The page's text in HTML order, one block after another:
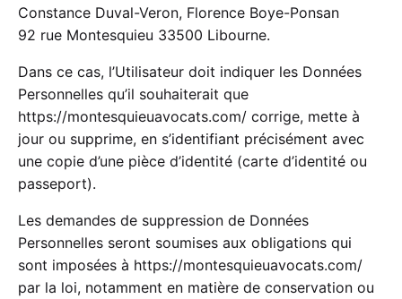
Constance Duval-Veron, Florence Boye-Ponsan
92 rue Montesquieu 33500 Libourne.
Dans ce cas, l’Utilisateur doit indiquer les Données
Personnelles qu’il souhaiterait que
https://montesquieuavocats.com/ corrige, mette à
jour ou supprime, en s’identifiant précisément avec
une copie d’une pièce d’identité (carte d’identité ou
passeport).
Les demandes de suppression de Données
Personnelles seront soumises aux obligations qui
sont imposées à https://montesquieuavocats.com/
par la loi, notamment en matière de conservation ou